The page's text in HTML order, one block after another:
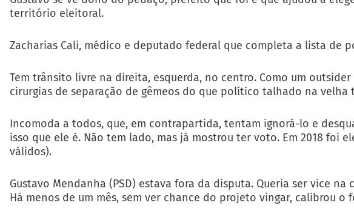
território eleitoral.
Zacharias Cali, médico e deputado federal que completa a lista de
Tem trânsito livre na direita, esquerda, no centro. Como um
cirurgias de separação de gêmeos do que político talhado na
Incomoda a todos, que, em contrapartida, tentam ignorá-lo e
isso que ele é. Não tem lado, mas já mostrou ter voto. Em 2018 foi
válidos).
Gustavo Mendanha (PSD) estava fora da disputa. Queria ser vice
Há menos de um mês, sem ver chance do projeto vingar, calibrou o